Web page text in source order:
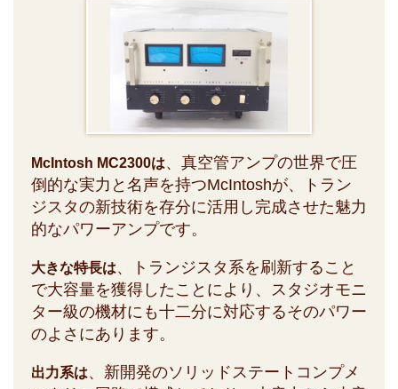
McIntosh MC2300は、真空管アンプの世界で圧
倒的な実力と名声を持つMcIntoshが、トラン
ジスタの新技術を存分に活用し完成させた魅力
的なパワーアンプです。
大きな特長は、トランジスタ系を刷新すること
で大容量を獲得したことにより、スタジオモニ
ター級の機材にも十二分に対応するそのパワー
のよさにあります。
出力系は、新開発のソリッドステートコンプメ